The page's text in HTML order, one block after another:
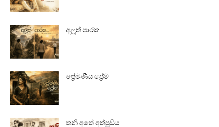
අලුත් පාරක
ප්‍රේමණීය ප්‍රේම
තනි අතේ අත්පුඩිය